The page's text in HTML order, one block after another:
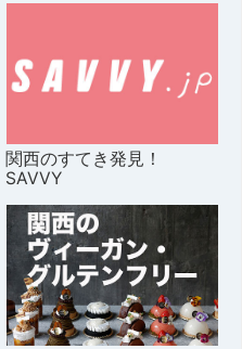
関西のすてき発見！
SAVVY